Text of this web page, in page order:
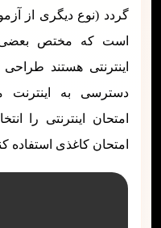
است که مختص بعضی
اینترنتی هستند
دسترسی به اینترنت
امتحان اینترنتی را
امتحان کاغذی استفاده